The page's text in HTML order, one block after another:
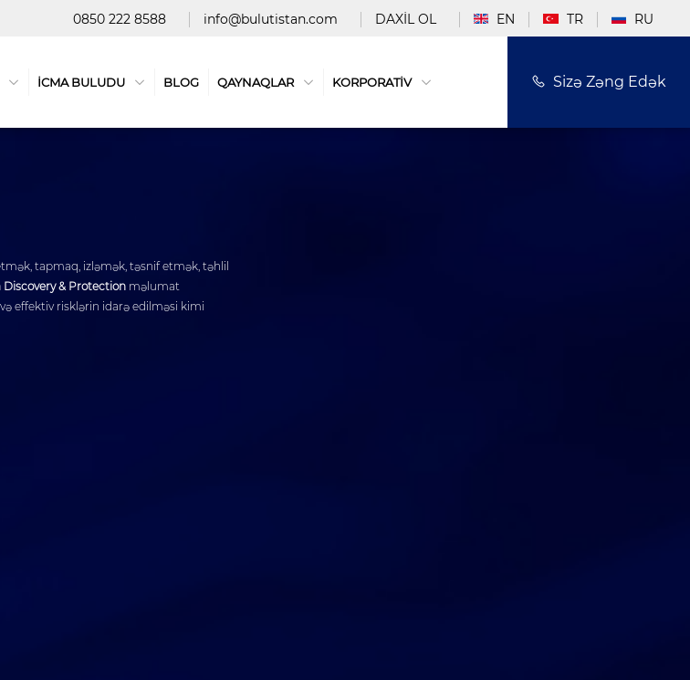
0850 222 8588 info@bulutistan.com DAXİL OL EN TR RU
İCMA BULUDU BLOG QAYNAQLAR KORPORATİV Sizə Zəng Edək
tapmaq, izləmək, təsnif etmək, təhlil
& Protection məlumat
effektiv risklərin idarə edilməsi kimi